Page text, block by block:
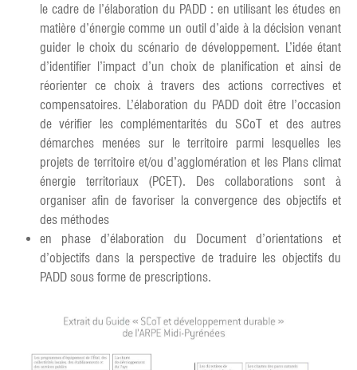
le cadre de l’élaboration du PADD : en utilisant les études en
matière d’énergie comme un outil d’aide à la décision venant
guider le choix du scénario de développement. L’idée étant
d’identifier l’impact d’un choix de planification et ainsi de
réorienter ce choix à travers des actions correctives et
compensatoires. L’élaboration du PADD doit être l’occasion
de vérifier les complémentarités du SCoT et des autres
démarches menées sur le territoire parmi lesquelles les
projets de territoire et/ou d’agglomération et les Plans climat
énergie territoriaux (PCET). Des collaborations sont à
organiser afin de favoriser la convergence des objectifs et
des méthodes
en phase d’élaboration du Document d’orientations et
d’objectifs dans la perspective de traduire les objectifs du
PADD sous forme de prescriptions.